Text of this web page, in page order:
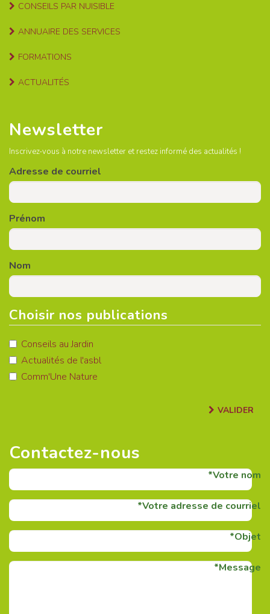
CONSEILS PAR NUISIBLE
ANNUAIRE DES SERVICES
FORMATIONS
ACTUALITÉS
Newsletter
Inscrivez-vous à notre newsletter et restez informé des actualités !
Adresse de courriel
Prénom
Nom
Choisir nos publications
Conseils au Jardin
Actualités de l'asbl
Comm'Une Nature
VALIDER
Contactez-nous
Votre nom
Votre adresse de courriel
Objet
Message